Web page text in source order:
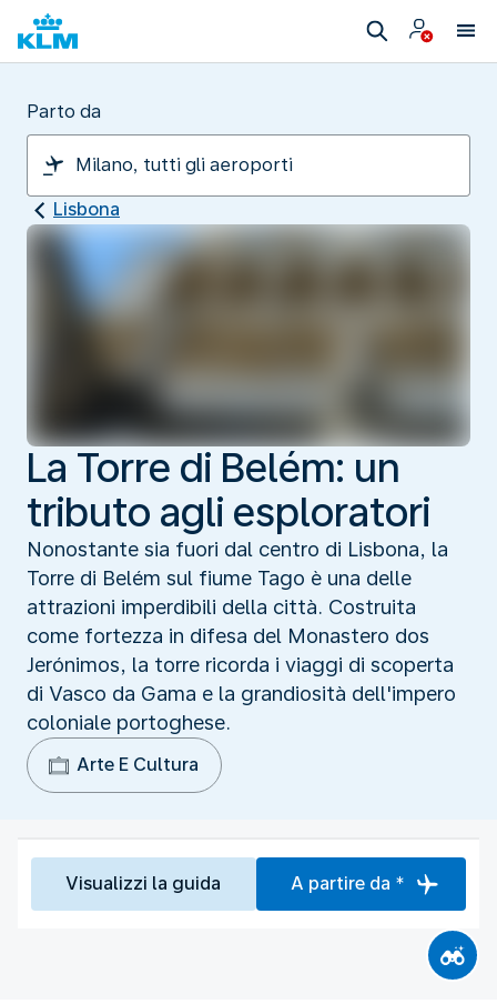
Parto da
Lisbona
La Torre di Belém: un
tributo agli esploratori
Nonostante sia fuori dal centro di Lisbona, la
Torre di Belém sul fiume Tago è una delle
attrazioni imperdibili della città. Costruita
come fortezza in difesa del Monastero dos
Jerónimos, la torre ricorda i viaggi di scoperta
di Vasco da Gama e la grandiosità dell'impero
coloniale portoghese.
Arte E Cultura
Visualizzi la guida A partire da *